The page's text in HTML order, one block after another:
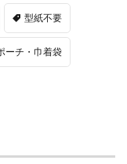
型紙不要
ーチ・巾着袋